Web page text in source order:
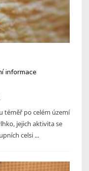
informace
téměř po celém území
jejich aktivita se
celsi ...